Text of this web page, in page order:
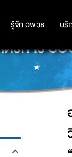
รู้จัก อพวช. บริ
รู้จัก อพวช. บริ
สตร์แห่ง
รการ